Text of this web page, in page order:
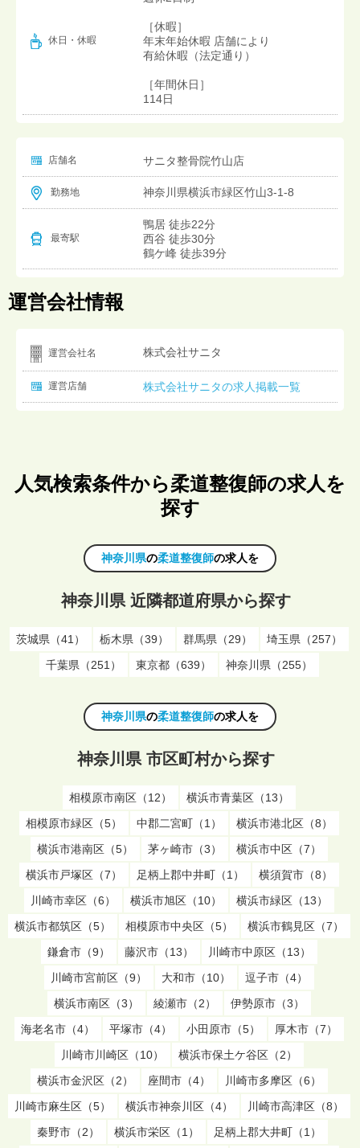
休日・休暇
［休暇］
年末年始休暇 店舗により
有給休暇（法定通り）
［年間休日］
114日
店舗名 サニタ整骨院竹山店
勤務地 神奈川県横浜市緑区竹山3-1-8
最寄駅
鴨居 徒歩22分
西谷 徒歩30分
鶴ケ峰 徒歩39分
運営会社情報
運営会社名 株式会社サニタ
運営店舗 株式会社サニタの求人掲載一覧
人気検索条件から柔道整復師の求人を
探す
神奈川県の柔道整復師の求人を
神奈川県 近隣都道府県から探す
茨城県（41） 栃木県（39） 群馬県（29）
埼玉県（257）
千葉県（251）
東京都（639） 神奈川県（255）
神奈川県の柔道整復師の求人を
神奈川県 市区町村から探す
相模原市南区（12）
横浜市青葉区（13）
相模原市緑区（5）
中郡二宮町（1）
横浜市港北区（8）
横浜市港南区（5）
茅ヶ崎市（3）
横浜市中区（7）
横浜市戸塚区（7）
足柄上郡中井町（1）
横須賀市（8）
川崎市幸区（6）
横浜市旭区（10）
横浜市緑区（13）
横浜市都筑区（5）
相模原市中央区（5）
横浜市鶴見区（7）
鎌倉市（9）
藤沢市（13）
川崎市中原区（13）
川崎市宮前区（9）
大和市（10）
逗子市（4）
横浜市南区（3）
綾瀬市（2）
伊勢原市（3）
海老名市（4）
平塚市（4） 小田原市（5）
厚木市（7）
川崎市川崎区（10）
横浜市保土ケ谷区（2）
横浜市金沢区（2）
座間市（4）
川崎市多摩区（6）
川崎市麻生区（5）
横浜市神奈川区（4）
川崎市高津区（8）
秦野市（2）
横浜市栄区（1）
足柄上郡大井町（1）